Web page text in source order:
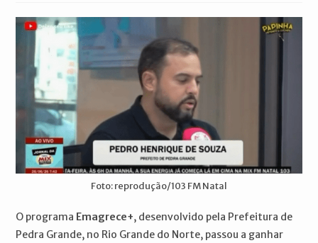
Foto: reprodução/103 FM Natal
O programa Emagrece+, desenvolvido pela Prefeitura de
Pedra Grande, no Rio Grande do Norte, passou a ganhar